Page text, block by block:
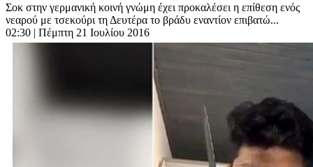
Σοκ στην γερμανική κοινή γνώμη έχει προκαλέσει η επίθεση ενός
νεαρού με τσεκούρι τη Δευτέρα το βράδυ εναντίον επιβατώ...
02:30 | Πέμπτη 21 Ιουλίου 2016